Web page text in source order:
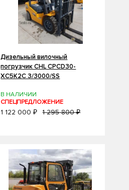
Дизельный вилочный
погрузчик CHL CPCD30-
XC5K2C 3/3000/SS
В НАЛИЧИИ
СПЕЦПРЕДЛОЖЕНИЕ
1 122 000 ₽ 1 295 800 ₽